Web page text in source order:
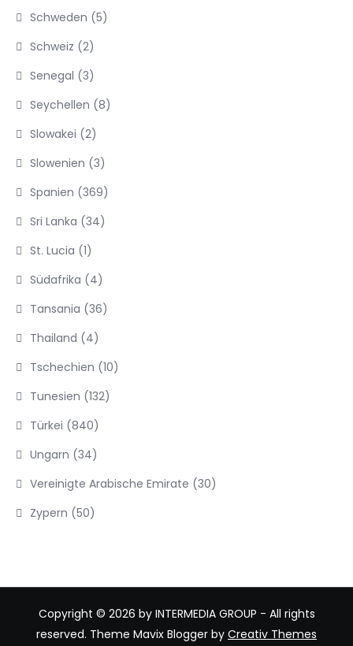
Schweden (5)
Schweiz (2)
Senegal (3)
Seychellen (8)
Slowakei (2)
Slowenien (3)
Spanien (369)
Sri Lanka (34)
St. Lucia (1)
Südafrika (4)
Tansania (36)
Thailand (4)
Tschechien (10)
Tunesien (132)
Türkei (840)
Ungarn (34)
Vereinigte Arabische Emirate (30)
Zypern (50)
Copyright © 2026 by INTERMEDIA GROUP - All rights
reserved. Theme Mavix Blogger by Creativ Themes